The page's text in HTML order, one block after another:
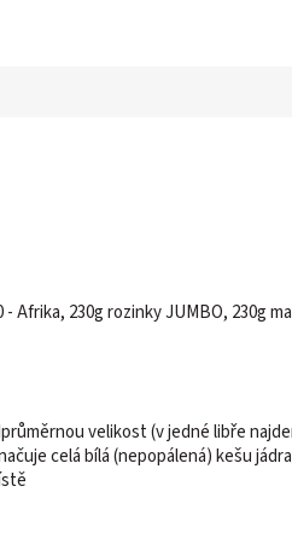
Afrika, 230g rozinky JUMBO, 230g
velikost (v jedné libře
celá bílá (nepopálená) kešu jádra